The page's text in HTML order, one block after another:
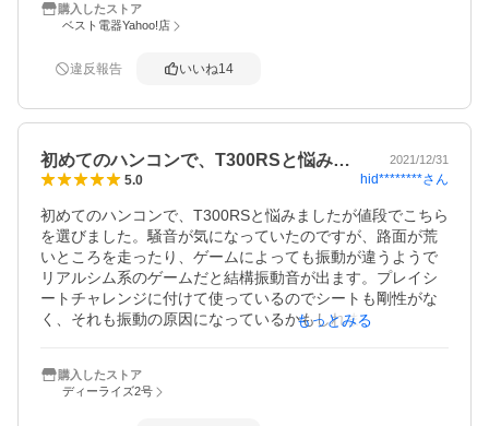
ンドルがズレてしまう。競争周回中にズレると致命傷）と
感じてはいますが、路面のガタガタ感まで表現してくれ大
ある、という感想です。
アジャストするまでタイムが落ちること、は商品のせいで
の高価格」「設置が少々難しい」点を踏まえー１としま
す。すぐ壊れる（そもそも初期不良も多い）と聞くので購
であれば更にー２というところでしょうが、今は顕在化し
ていませんし購入したことについては満足しています。
購入したストア
ベスト電器Yahoo!店
違反報告 いいね14
初めてのハンコンで、T300RSと悩み… 2021/12/31
5.0 hid********さん
初めてのハンコンで、T300RSと悩みましたが値段でこちら
を選びました。騒音が気になっていたのですが、路面が荒
いところを走ったり、ゲームによっても振動が違うようで
リアルシム系のゲームだと結構振動音が出ます。プレイシ
ートチャレンジに付けて使っているのでシートも剛性がな
く、それも振動の原因になっているかもしれません。音は
もっとみる
購入したストア
ディーライズ2号